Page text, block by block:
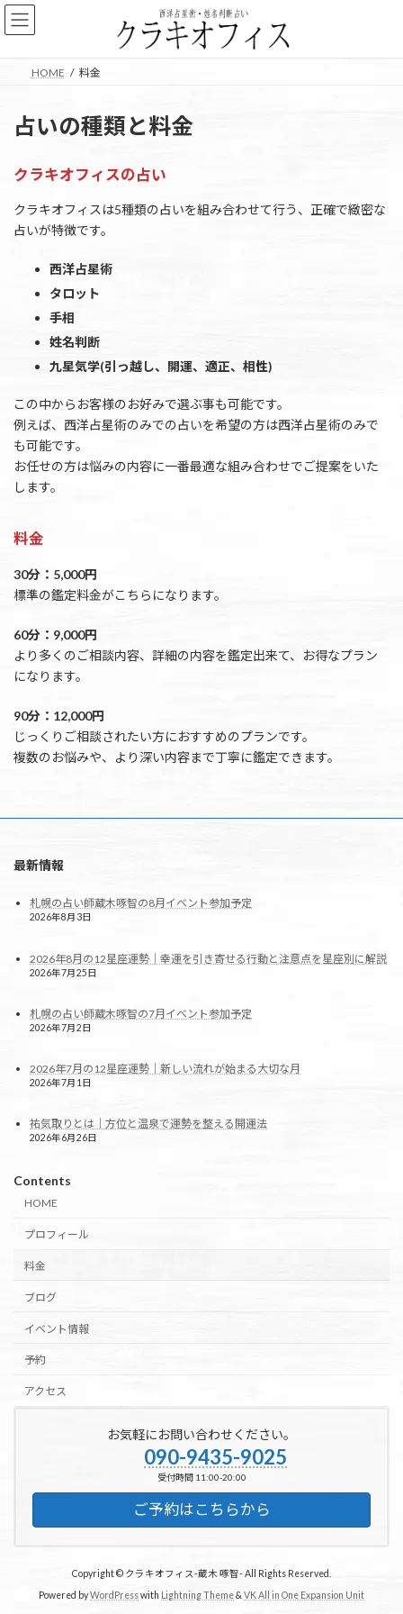
コ
ン
ン
ナ
ビ
ー
HOME 料金
占いの種類と料金
クラキオフィスの占い
クラキオフィスは5種類の占いを組み合わせて行う、正確で緻密な
占いが特徴です。
西洋占星術
タロット
手相
姓名判断
九星気学(引っ越し、開運、適正、相性)
この中からお客様のお好みで選ぶ事も可能です。
例えば、西洋占星術のみでの占いを希望の方は西洋占星術のみで
も可能です。
お任せの方は悩みの内容に一番最適な組み合わせでご提案をいた
します。
料金
30分：5,000円
標準の鑑定料金がこちらになります。
60分：9,000円
より多くのご相談内容、詳細の内容を鑑定出来て、お得なプラン
になります。
90分：12,000円
じっくりご相談されたい方におすすめのプランです。
複数のお悩みや、より深い内容まで丁寧に鑑定できます。
最新情報
札幌の占い師蔵木啄智の8月イベント参加予定
2026年8月3日
2026年8月の12星座運勢｜幸運を引き寄せる行動と注意点を星座別に解説
2026年7月25日
札幌の占い師蔵木啄智の7月イベント参加予定
2026年7月2日
2026年7月の12星座運勢｜新しい流れが始まる大切な月
2026年7月1日
祐気取りとは｜方位と温泉で運勢を整える開運法
2026年6月26日
Contents
HOME
プロフィール
料金
ブログ
イベント情報
予約
アクセス
お気軽にお問い合わせください。
090-9435-9025
受付時間 11:00-20:00
ご予約はこちらから
Copyright © クラキオフィス-蔵木 啄智- All Rights Reserved.
Powered byWordPresswith Lightning Theme& VK All in One Expansion Unit